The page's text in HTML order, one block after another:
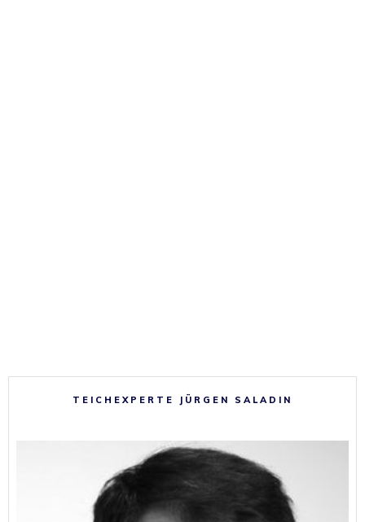
TEICHEXPERTE JÜRGEN SALADIN